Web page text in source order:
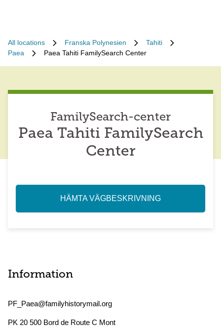
All locations Franska Polynesien
Tahiti
Paea
Paea Tahiti FamilySearch Center
FamilySearch-center
Paea Tahiti FamilySearch
Center
HÄMTA VÄGBESKRIVNING
Information
PF_Paea@familyhistorymail.org
PK 20 500 Bord de Route C Mont